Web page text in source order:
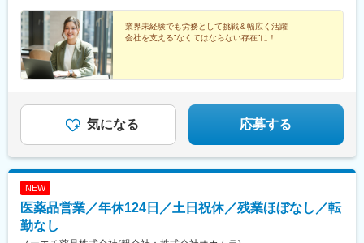
残業手当■その他祝い金など
業界未経験でも労務として挑戦＆幅広く活躍
会社を支える”なくてはならない存在”に！
気になる 応募する
NEW
医薬品営業／年休124日／土日祝休／残業ほぼなし／転
勤なし